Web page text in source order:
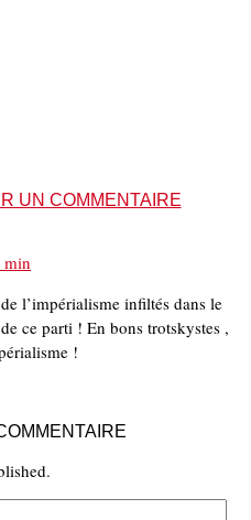
UN COMMENTAIRE
min
l’impérialisme infiltés dans le
ce parti ! En bons trotskystes ,
!